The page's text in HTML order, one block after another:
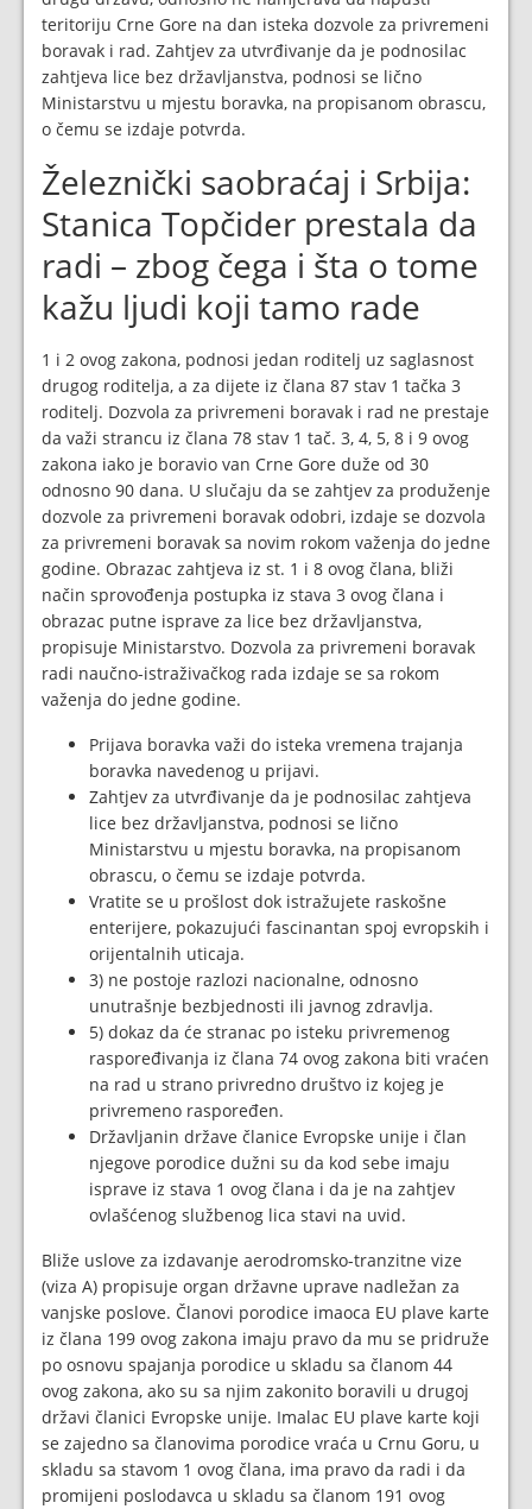
teritoriju Crne Gore na dan isteka dozvole za privremeni
boravak i rad. Zahtjev za utvrđivanje da je podnosilac
zahtjeva lice bez državljanstva, podnosi se lično
Ministarstvu u mjestu boravka, na propisanom obrascu,
o čemu se izdaje potvrda.
Železnički saobraćaj i Srbija:
Stanica Topčider prestala da
radi – zbog čega i šta o tome
kažu ljudi koji tamo rade
1 i 2 ovog zakona, podnosi jedan roditelj uz saglasnost
drugog roditelja, a za dijete iz člana 87 stav 1 tačka 3
roditelj. Dozvola za privremeni boravak i rad ne prestaje
da važi strancu iz člana 78 stav 1 tač. 3, 4, 5, 8 i 9 ovog
zakona iako je boravio van Crne Gore duže od 30
odnosno 90 dana. U slučaju da se zahtjev za produženje
dozvole za privremeni boravak odobri, izdaje se dozvola
za privremeni boravak sa novim rokom važenja do jedne
godine. Obrazac zahtjeva iz st. 1 i 8 ovog člana, bliži
način sprovođenja postupka iz stava 3 ovog člana i
obrazac putne isprave za lice bez državljanstva,
propisuje Ministarstvo. Dozvola za privremeni boravak
radi naučno-istraživačkog rada izdaje se sa rokom
važenja do jedne godine.
Prijava boravka važi do isteka vremena trajanja
boravka navedenog u prijavi.
Zahtjev za utvrđivanje da je podnosilac zahtjeva
lice bez državljanstva, podnosi se lično
Ministarstvu u mjestu boravka, na propisanom
obrascu, o čemu se izdaje potvrda.
Vratite se u prošlost dok istražujete raskošne
enterijere, pokazujući fascinantan spoj evropskih i
orijentalnih uticaja.
3) ne postoje razlozi nacionalne, odnosno
unutrašnje bezbjednosti ili javnog zdravlja.
5) dokaz da će stranac po isteku privremenog
raspoređivanja iz člana 74 ovog zakona biti vraćen
na rad u strano privredno društvo iz kojeg je
privremeno raspoređen.
Državljanin države članice Evropske unije i član
njegove porodice dužni su da kod sebe imaju
isprave iz stava 1 ovog člana i da je na zahtjev
ovlašćenog službenog lica stavi na uvid.
Bliže uslove za izdavanje aerodromsko-tranzitne vize
(viza A) propisuje organ državne uprave nadležan za
vanjske poslove. Članovi porodice imaoca EU plave karte
iz člana 199 ovog zakona imaju pravo da mu se pridruže
po osnovu spajanja porodice u skladu sa članom 44
ovog zakona, ako su sa njim zakonito boravili u drugoj
državi članici Evropske unije. Imalac EU plave karte koji
se zajedno sa članovima porodice vraća u Crnu Goru, u
skladu sa stavom 1 ovog člana, ima pravo da radi i da
promijeni poslodavca u skladu sa članom 191 ovog